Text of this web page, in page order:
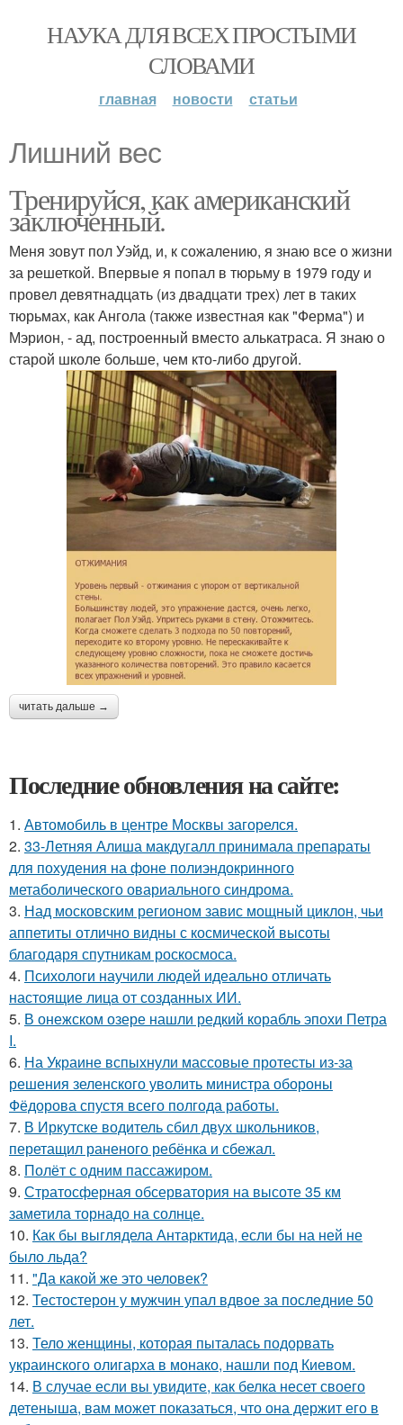
НАУКА ДЛЯ ВСЕХ ПРОСТЫМИ
СЛОВАМИ
главная новости статьи
Лишний вес
Тренируйся, как американский
заключенный.
Меня зовут пол Уэйд, и, к сожалению, я знаю все о жизни
за решеткой. Впервые я попал в тюрьму в 1979 году и
провел девятнадцать (из двадцати трех) лет в таких
тюрьмах, как Ангола (также известная как "Ферма") и
Мэрион, - ад, построенный вместо алькатраса. Я знаю о
старой школе больше, чем кто-либо другой.
читать дальше →
Последние обновления на сайте:
1. Автомобиль в центре Москвы загорелся.
2. 33-Летняя Алиша макдугалл принимала препараты
для похудения на фоне полиэндокринного
метаболического овариального синдрома.
3. Над московским регионом завис мощный циклон, чьи
аппетиты отлично видны с космической высоты
благодаря спутникам роскосмоса.
4. Психологи научили людей идеально отличать
настоящие лица от созданных ИИ.
5. В онежском озере нашли редкий корабль эпохи Петра
I.
6. На Украине вспыхнули массовые протесты из-за
решения зеленского уволить министра обороны
Фёдорова спустя всего полгода работы.
7. В Иркутске водитель сбил двух школьников,
перетащил раненого ребёнка и сбежал.
8. Полёт с одним пассажиром.
9. Стратосферная обсерватория на высоте 35 км
заметила торнадо на солнце.
10. Как бы выглядела Антарктида, если бы на ней не
было льда?
11. "Да какой же это человек?
12. Тестостерон у мужчин упал вдвое за последние 50
лет.
13. Тело женщины, которая пыталась подорвать
украинского олигарха в монако, нашли под Киевом.
14. В случае если вы увидите, как белка несет своего
детеныша, вам может показаться, что она держит его в